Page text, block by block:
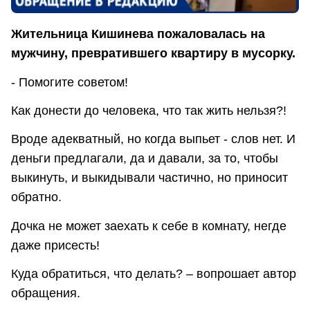
Жительница Кишинева пожаловалась на
мужчину, превратившего квартиру в мусорку.
- Помогите советом!
Как донести до человека, что так жить нельзя?!
Вроде адекватный, но когда выпьет - слов нет. И
деньги предлагали, да и давали, за то, чтобы
выкинуть, и выкидывали частично, но приносит
обратно.
Дочка не может заехать к себе в комнату, негде
даже присесть!
Куда обратиться, что делать? – вопрошает автор
обращения.